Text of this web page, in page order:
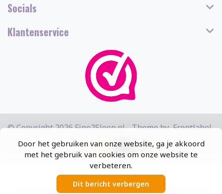
Door het gebruiken van onze website, ga je akkoord
met het gebruik van cookies om onze website te
verbeteren.
Dit bericht verbergen
Socials
Klantenservice
© Copyright 2026 Fine2Sleep.nl - Theme byFrontlabel
sterren op basis van13308beoordelingen.